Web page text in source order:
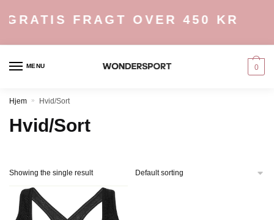
GRATIS FRAGT OVER 450 KR
MENU 0
Hjem » Hvid/Sort
Hvid/Sort
Showing the single result